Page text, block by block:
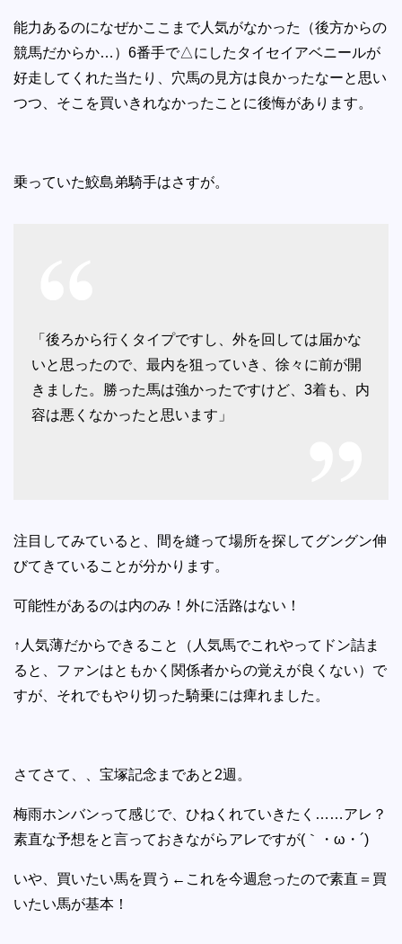
能力あるのになぜかここまで人気がなかった（後方からの
競馬だからか…）6番手で△にしたタイセイアベニールが
好走してくれた当たり、穴馬の見方は良かったなーと思い
つつ、そこを買いきれなかったことに後悔があります。
乗っていた鮫島弟騎手はさすが。
「後ろから行くタイプですし、外を回しては届かな
いと思ったので、最内を狙っていき、徐々に前が開
きました。勝った馬は強かったですけど、3着も、内
容は悪くなかったと思います」
注目してみていると、間を縫って場所を探してグングン伸
びてきていることが分かります。
可能性があるのは内のみ！外に活路はない！
↑人気薄だからできること（人気馬でこれやってドン詰ま
ると、ファンはともかく関係者からの覚えが良くない）で
すが、それでもやり切った騎乗には痺れました。
さてさて、、宝塚記念まであと2週。
梅雨ホンバンって感じで、ひねくれていきたく……アレ？
素直な予想をと言っておきながらアレですが(｀・ω・´)
いや、買いたい馬を買う←これを今週怠ったので素直＝買
いたい馬が基本！